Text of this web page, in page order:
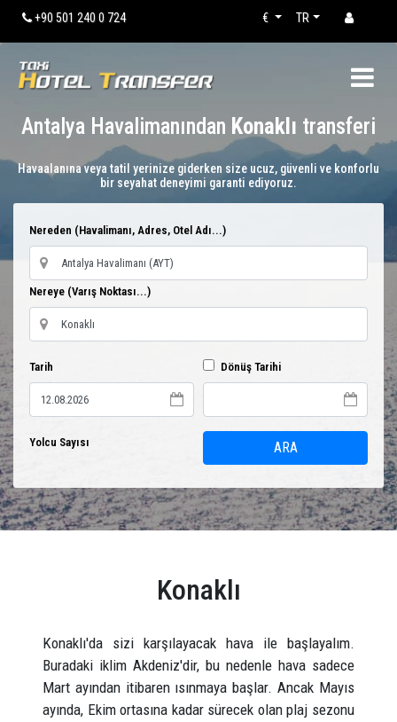
+90 501 240 0 724 TR
€
Antalya Havalimanından Konaklı transferi
Havaalanına veya tatil yerinize giderken size ucuz, güvenli ve konforlu
bir seyahat deneyimi garanti ediyoruz.
Nereden (Havalimanı, Adres, Otel Adı...)
Nereye (Varış Noktası...)
Tarih Dönüş Tarihi
Yolcu Sayısı ARA
Konaklı
Konaklı'da sizi karşılayacak hava ile başlayalım.
Buradaki iklim Akdeniz'dir, bu nedenle hava sadece
Mart ayından itibaren ısınmaya başlar. Ancak Mayıs
ayında, Ekim ortasına kadar sürecek olan plaj sezonu